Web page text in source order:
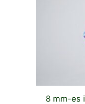
8 mm-es